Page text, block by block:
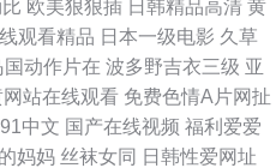
欧美狠狠插 日韩精品高清 黄
观看精品 日本一级电影 久草
国动作片在 波多野吉衣三级 亚
站在线观看 免费色情A片网扯
91中文 国产在线视频 福利爱爱
妈妈 丝袜女同 日韩性爱网址